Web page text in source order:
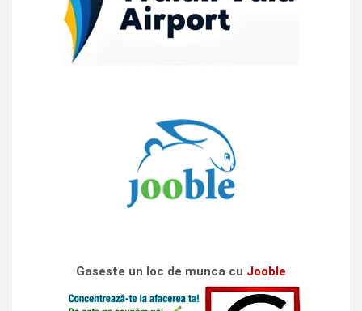
Gaseste un loc de munca cu Jooble